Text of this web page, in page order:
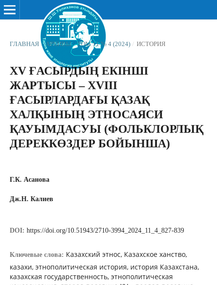
ГЛАВНАЯ / АРХИВЫ / ТОМ 11 № 4 (2024) / ИСТОРИЯ
XV ҒАСЫРДЫҢ ЕКІНШІ
ЖАРТЫСЫ – XVIII
ҒАСЫРЛАРДАҒЫ ҚАЗАҚ
ХАЛҚЫНЫҢ ЭТНОСАЯСИ
ҚАУЫМДАСУЫ (ФОЛЬКЛОРЛЫҚ
ДЕРЕККӨЗДЕР БОЙЫНША)
Г.К. Асанова
Дж.Н. Калиев
DOI: https://doi.org/10.51943/2710-3994_2024_11_4_827-839
Ключевые слова: Казахский этнос, Казахское ханство,
казахи, этнополитическая история, история Казахстана,
казахская государственность, этнополитическая